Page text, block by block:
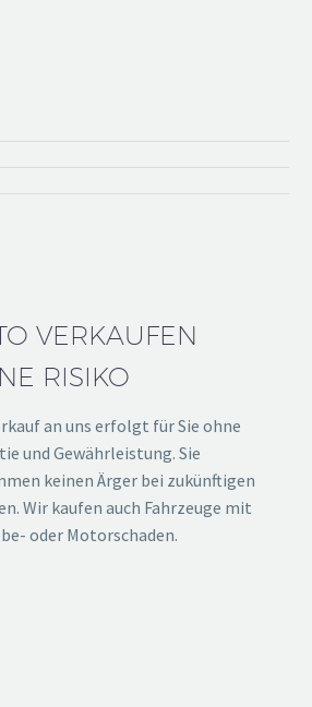
VERKAUFEN
RISIKO
an uns erfolgt für Sie ohne
und Gewährleistung. Sie
keinen Ärger bei zukünftigen
Wir kaufen auch Fahrzeuge mit
oder Motorschaden.